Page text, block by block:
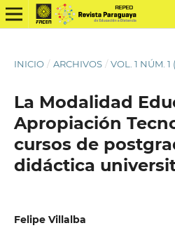
INICIO / ARCHIVOS / VOL. 1 NÚM. 1
La Modalidad
Apropiación
cursos de
didáctica
Felipe Villalba